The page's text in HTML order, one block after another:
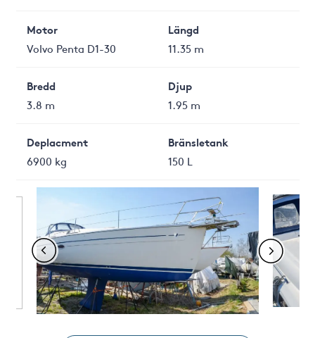
Motor
Volvo Penta D1-30
Längd
11.35 m
Bredd
3.8 m
Djup
1.95 m
Deplacment
6900 kg
Bränsletank
150 L